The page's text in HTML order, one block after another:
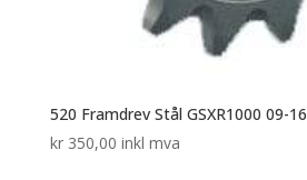
520 Framdrev Stål GSXR1000 09-16
kr350,00 inkl mva